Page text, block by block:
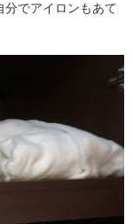
分でアイロンもあて